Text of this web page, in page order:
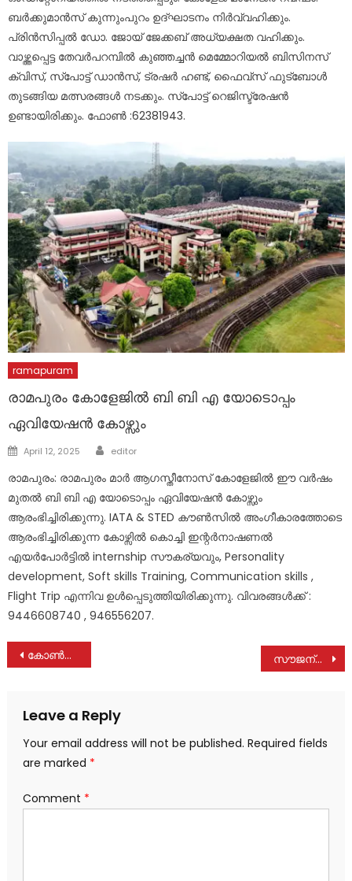
ബർക്കുമാൻസ് കുന്നുംപുറം ഉദ്ഘാടനം നിർവ്വഹിക്കും.
പ്രിൻസിപ്പൽ ഡോ. ജോയ് ജേക്കബ് അധ്യക്ഷത വഹിക്കും.
വാഴ്ത്തപ്പെട്ട തേവർപറമ്പിൽ കുഞ്ഞച്ചൻ മെമ്മോറിയൽ ബിസിനസ്
ക്വിസ്, സ്പോട്ട് ഡാൻസ്, ട്രഷർ ഹണ്ട്, ഫൈവ്സ് ഫുട്ബോൾ
തുടങ്ങിയ മത്സരങ്ങൾ നടക്കും. സ്പോട്ട് റെജിസ്ട്രേഷൻ
ഉണ്ടായിരിക്കും. ഫോൺ :62381943.
ramapuram
രാമപുരം കോളേജിൽ ബി ബി എ യോടൊപ്പം
ഏവിയേഷൻ കോഴ്സും
Posted
April 12, 2025 Author
editor
രാമപുരം: രാമപുരം മാർ ആഗസ്തീനോസ് കോളേജിൽ ഈ വർഷം
മുതൽ ബി ബി എ യോടൊപ്പം ഏവിയേഷൻ കോഴ്സും
ആരംഭിച്ചിരിക്കുന്നു. IATA & STED കൗൺസിൽ അംഗീകാരത്തോടെ
ആരംഭിച്ചിരിക്കുന്ന കോഴ്സിൽ കൊച്ചി ഇന്റർനാഷണൽ
എയർപോർട്ടിൽ internship സൗകര്യവും, Personality
development, Soft skills Training, Communication skills ,
Flight Trip എന്നിവ ഉൾപ്പെടുത്തിയിരിക്കുന്നു. വിവരങ്ങൾക്ക് :
9446608740 , 946556207.
Post
കോൺഗ്രസ്‌ പാലാ മണ്ഡലം കമ്മിറ്റി പ്രതിഷേധ പ്രകടനം നടത്തി സൗജന്യ നേത്രപരിശോധനയും മിതമായ നിരക്കിൽ രക്ത പരിശോധന ക്യാമ്പും: 21 ന്
Leave a Reply
Your email address will not be published. Required fields
are marked *
Comment *